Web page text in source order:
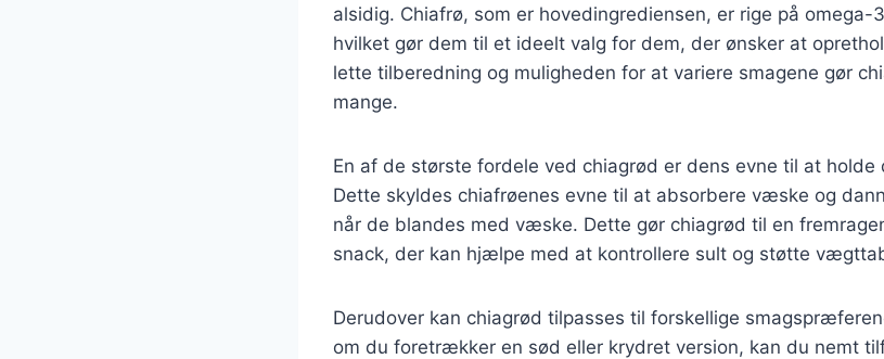
alsidig. Chiafrø, som er hovedingrediensen, er rige på
hvilket gør dem til et ideelt valg for dem, der ønsker at
lette tilberedning og muligheden for at variere smagene gør
mange.
En af de største fordele ved chiagrød er dens evne til at
Dette skyldes chiafrøenes evne til at absorbere væske og
når de blandes med væske. Dette gør chiagrød til en
snack, der kan hjælpe med at kontrollere sult og støtte
Derudover kan chiagrød tilpasses til forskellige
om du foretrækker en sød eller krydret version, kan du nemt